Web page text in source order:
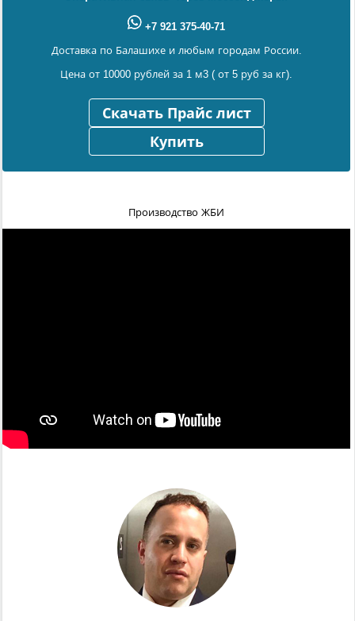
+7 921 375-40-71
Доставка по Балашихе и любым городам России.
Цена от 10000 рублей за 1 м3 ( от 5 руб за кг).
Скачать Прайс лист
Купить
Производство ЖБИ